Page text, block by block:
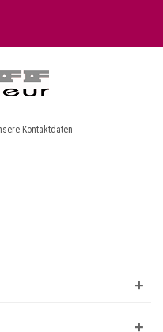
Kontaktdaten
+
+